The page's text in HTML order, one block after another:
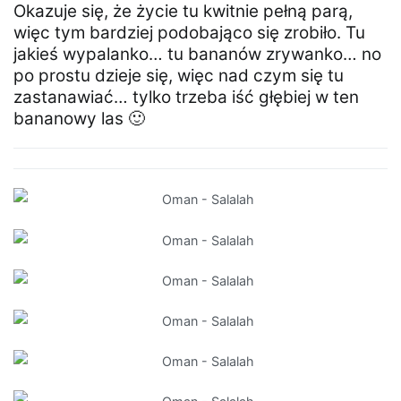
Okazuje się, że życie tu kwitnie pełną parą,
więc tym bardziej podobająco się zrobiło. Tu
jakieś wypalanko… tu bananów zrywanko… no
po prostu dzieje się, więc nad czym się tu
zastanawiać… tylko trzeba iść głębiej w ten
bananowy las 🙂